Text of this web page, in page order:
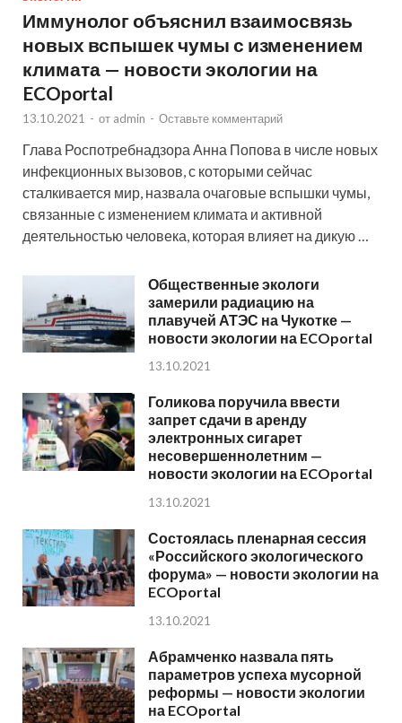
Иммунолог объяснил взаимосвязь
новых вспышек чумы с изменением
климата — новости экологии на
ECOportal
13.10.2021 - от admin - Оставьте комментарий
Глава Роспотребнадзора Анна Попова в числе новых
инфекционных вызовов, с которыми сейчас
сталкивается мир, назвала очаговые вспышки чумы,
связанные с изменением климата и активной
деятельностью человека, которая влияет на дикую …
Общественные экологи
замерили радиацию на
плавучей АТЭС на Чукотке —
новости экологии на ECOportal
13.10.2021
Голикова поручила ввести
запрет сдачи в аренду
электронных сигарет
несовершеннолетним —
новости экологии на ECOportal
13.10.2021
Состоялась пленарная сессия
«Российского экологического
форума» — новости экологии на
ECOportal
13.10.2021
Абрамченко назвала пять
параметров успеха мусорной
реформы — новости экологии
на ECOportal